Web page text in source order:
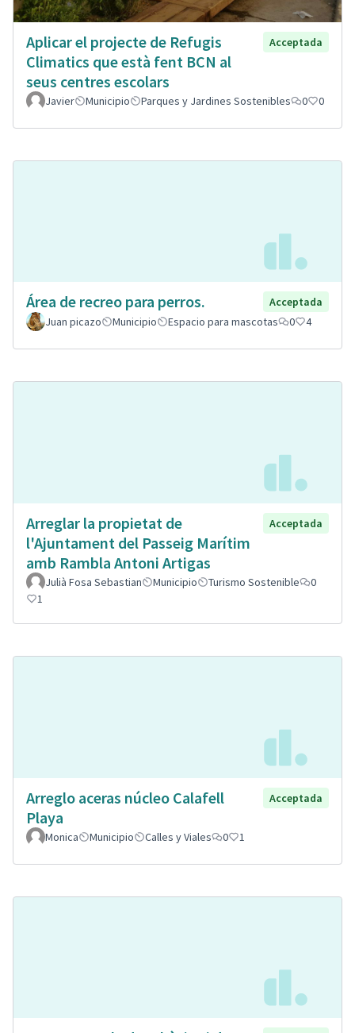
Aplicar el projecte de Refugis
Climatics que està fent BCN al
seus centres escolars
Acceptada
Javier Municipio Parques y Jardines Sostenibles 0 0
Área de recreo para perros.
Acceptada
Juan picazo
Municipio Espacio para mascotas 0 4
Arreglar la propietat de
l'Ajuntament del Passeig Marítim
amb Rambla Antoni Artigas
Acceptada
Julià Fosa Sebastian Municipio Turismo Sostenible
0
1
Arreglo aceras núcleo Calafell
Playa
Acceptada
Monica Municipio Calles y Viales 0 1